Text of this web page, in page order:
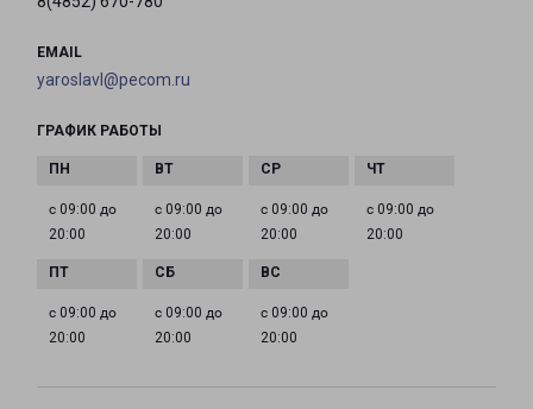
EMAIL
yaroslavl@pecom.ru
ГРАФИК РАБОТЫ
с 09:00 до
20:00
с 09:00 до
20:00
с 09:00 до
20:00
с 09:00 до
20:00
с 09:00 до
20:00
с 09:00 до
20:00
с 09:00 до
20:00